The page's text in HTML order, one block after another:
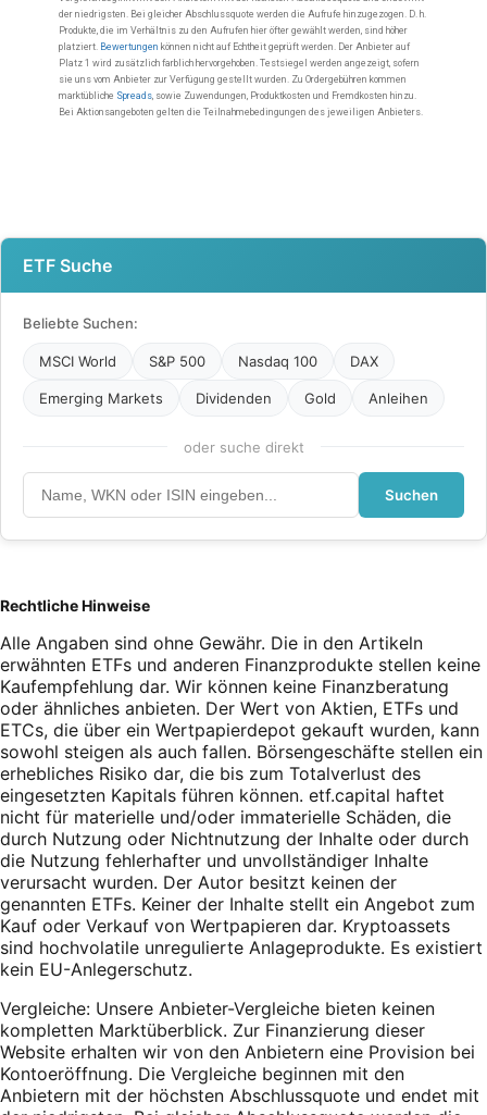
ETF Suche
Beliebte Suchen:
MSCI World S&P 500 Nasdaq 100 DAX
Emerging Markets Dividenden Gold Anleihen
oder suche direkt
Suchen
Rechtliche Hinweise
Alle Angaben sind ohne Gewähr. Die in den Artikeln
erwähnten ETFs und anderen Finanzprodukte stellen keine
Kaufempfehlung dar. Wir können keine Finanzberatung
oder ähnliches anbieten. Der Wert von Aktien, ETFs und
ETCs, die über ein Wertpapierdepot gekauft wurden, kann
sowohl steigen als auch fallen. Börsengeschäfte stellen ein
erhebliches Risiko dar, die bis zum Totalverlust des
eingesetzten Kapitals führen können. etf.capital haftet
nicht für materielle und/oder immaterielle Schäden, die
durch Nutzung oder Nichtnutzung der Inhalte oder durch
die Nutzung fehlerhafter und unvollständiger Inhalte
verursacht wurden. Der Autor besitzt keinen der
genannten ETFs. Keiner der Inhalte stellt ein Angebot zum
Kauf oder Verkauf von Wertpapieren dar. Kryptoassets
sind hochvolatile unregulierte Anlageprodukte. Es existiert
kein EU-Anlegerschutz.
Vergleiche: Unsere Anbieter-Vergleiche bieten keinen
kompletten Marktüberblick. Zur Finanzierung dieser
Website erhalten wir von den Anbietern eine Provision bei
Kontoeröffnung. Die Vergleiche beginnen mit den
Anbietern mit der höchsten Abschlussquote und endet mit